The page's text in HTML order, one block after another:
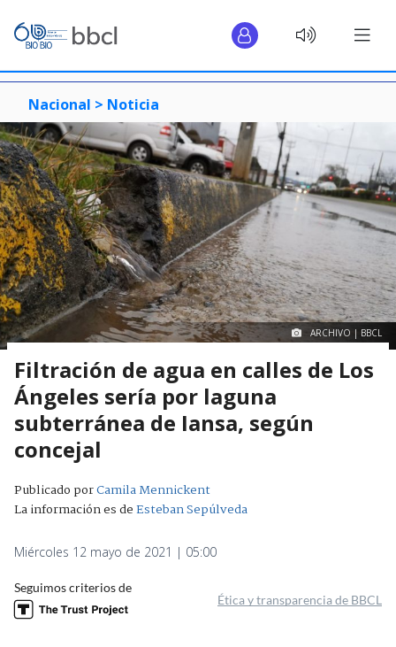
Nacional > Noticia
ARCHIVO | BBCL
Filtración de agua en calles de Los
Ángeles sería por laguna
subterránea de Iansa, según
concejal
Publicado porCamila Mennickent
La información es deEsteban Sepúlveda
Miércoles 12 mayo de 2021 | 05:00
Seguimos criterios de
Ética y transparencia de BBCL